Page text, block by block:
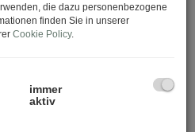
die dazu personenbezogene
finden Sie in unserer
Cookie Policy.
immer
aktiv